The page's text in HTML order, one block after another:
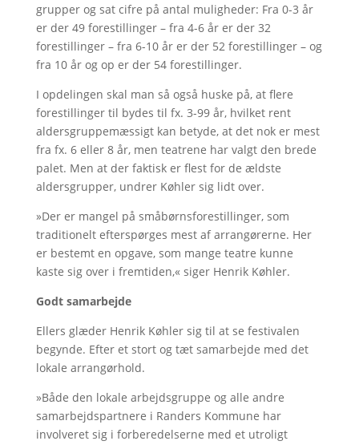
grupper og sat cifre på antal muligheder: Fra 0-3 år
er der 49 forestillinger – fra 4-6 år er der 32
forestillinger – fra 6-10 år er der 52 forestillinger – og
fra 10 år og op er der 54 forestillinger.
I opdelingen skal man så også huske på, at flere
forestillinger til bydes til fx. 3-99 år, hvilket rent
aldersgruppemæssigt kan betyde, at det nok er mest
fra fx. 6 eller 8 år, men teatrene har valgt den brede
palet. Men at der faktisk er flest for de ældste
aldersgrupper, undrer Køhler sig lidt over.
»Der er mangel på småbørnsforestillinger, som
traditionelt efterspørges mest af arrangørerne. Her
er bestemt en opgave, som mange teatre kunne
kaste sig over i fremtiden,« siger Henrik Køhler.
Godt samarbejde
Ellers glæder Henrik Køhler sig til at se festivalen
begynde. Efter et stort og tæt samarbejde med det
lokale arrangørhold.
»Både den lokale arbejdsgruppe og alle andre
samarbejdspartnere i Randers Kommune har
involveret sig i forberedelserne med et utroligt